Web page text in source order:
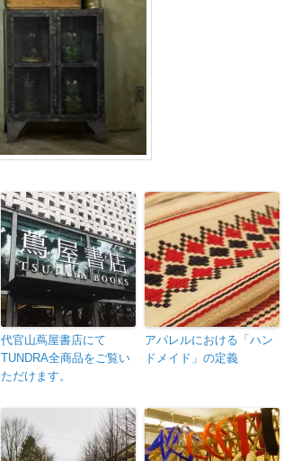
代官山蔦屋書店にて
TUNDRA全商品をご覧い
ただけます。
アパレルにおける「ハン
ドメイド」の定義